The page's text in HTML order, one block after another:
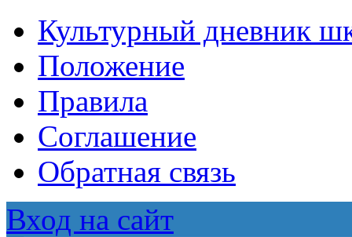
Культурный дневник
Положение
Правила
Соглашение
Обратная связь
Вход на сайт